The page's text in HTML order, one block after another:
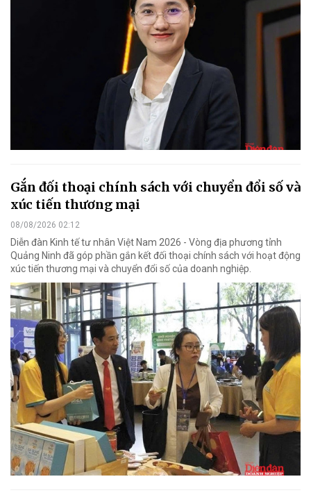
Gắn đối thoại chính sách với chuyển đổi số và
xúc tiến thương mại
08/08/2026 02:12
Diễn đàn Kinh tế tư nhân Việt Nam 2026 - Vòng địa phương tỉnh
Quảng Ninh đã góp phần gắn kết đối thoại chính sách với hoạt động
xúc tiến thương mại và chuyển đổi số của doanh nghiệp.